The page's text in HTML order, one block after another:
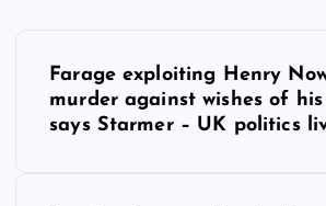
Farage exploiting Henry
murder against wishes of
says Starmer – UK politics